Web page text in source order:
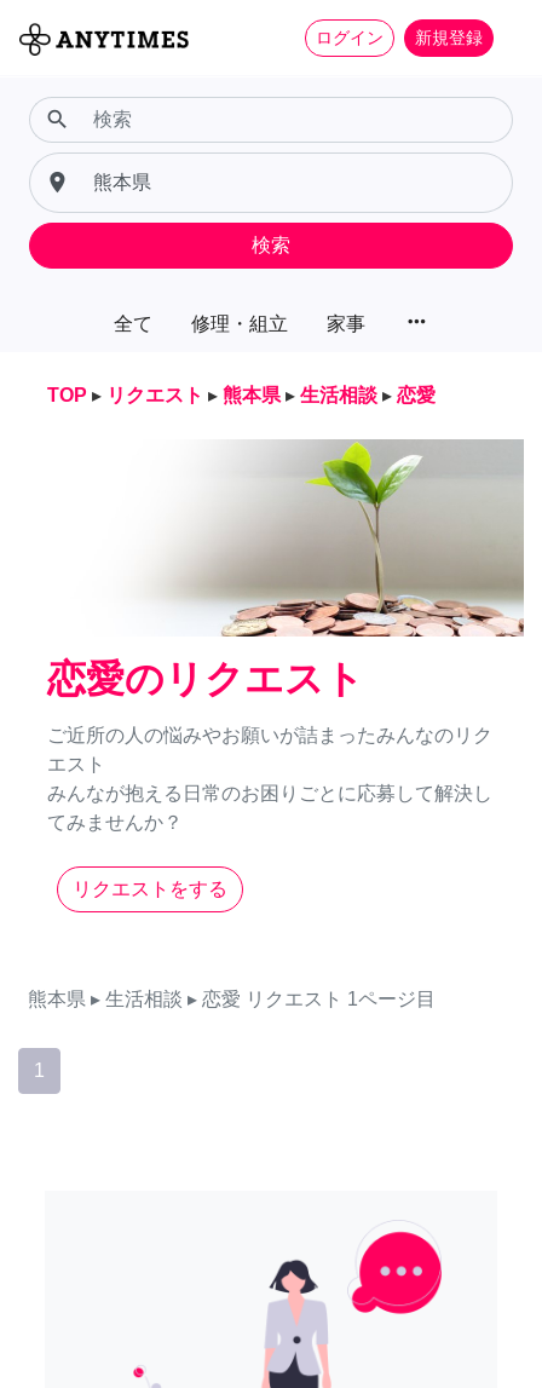
ログイン 新規登録
全て 修理・組立 家事 more_horiz
search
place
検索
TOP ▸ リクエスト ▸ 熊本県 ▸ 生活相談 ▸ 恋愛
恋愛のリクエスト
ご近所の人の悩みやお願いが詰まったみんなのリク
エスト
みんなが抱える日常のお困りごとに応募して解決し
てみませんか？
リクエストをする
熊本県 ▸ 生活相談 ▸ 恋愛 リクエスト 1ページ目
1